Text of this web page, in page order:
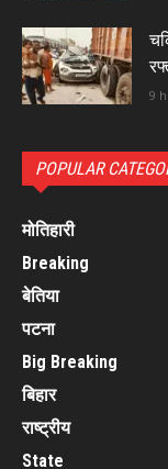
9
POPULAR
मोतिहारी
Breaking
बेतिया
पटना
Big Breaking
बिहार
राष्ट्रीय
State